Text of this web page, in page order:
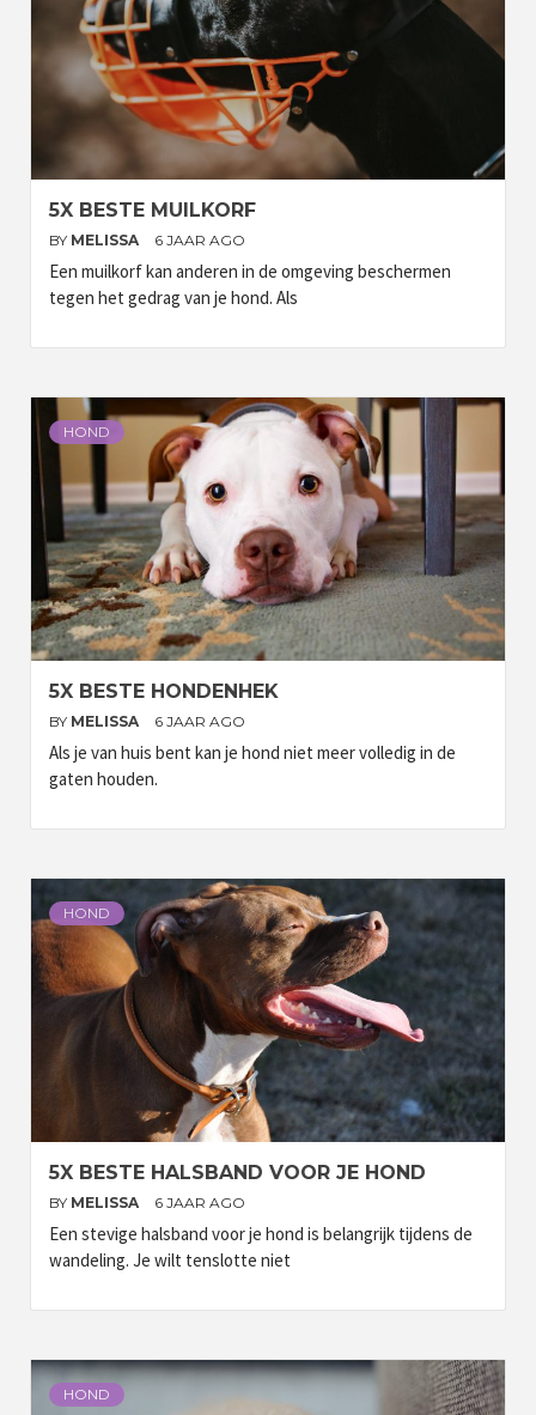
5X BESTE MUILKORF
BY MELISSA 6 JAAR AGO
Een muilkorf kan anderen in de omgeving beschermen
tegen het gedrag van je hond. Als
HOND
5X BESTE HONDENHEK
BY MELISSA 6 JAAR AGO
Als je van huis bent kan je hond niet meer volledig in de
gaten houden.
HOND
5X BESTE HALSBAND VOOR JE HOND
BY MELISSA 6 JAAR AGO
Een stevige halsband voor je hond is belangrijk tijdens de
wandeling. Je wilt tenslotte niet
HOND